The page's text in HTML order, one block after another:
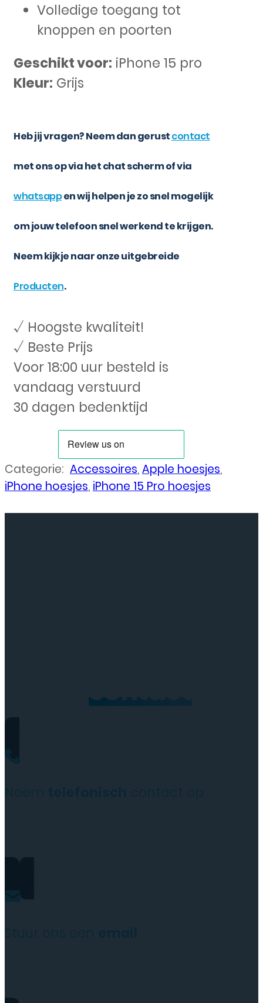
Volledige toegang tot
knoppen en poorten
Geschikt voor: iPhone 15 pro
Kleur: Grijs
Heb jij vragen? Neem dan gerustcontact
met ons op via het chat scherm of via
whatsappen wij helpen je zo snel mogelijk
om jouw telefoon snel werkend te krijgen.
Neem kijkje naar onze uitgebreide
Producten.
√ Hoogste kwaliteit!
√ Beste Prijs
Voor 18:00 uur besteld is
vandaag verstuurd
30 dagen bedenktijd
Categorie: Accessoires,Apple hoesjes,
iPhone hoesjes, iPhone 15 Pro hoesjes
contact